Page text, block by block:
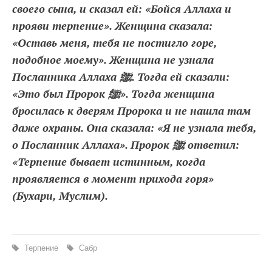
своего сына, и сказал ей: «Бойся Аллаха и
прояви терпение». Женщина сказала:
«Оставь меня, тебя не постигло горе,
подобное моему». Женщина не узнала
Посланника Аллаха ﷺ. Тогда ей сказали:
«Это был Пророк ﷺ». Тогда женщина
бросилась к дверям Пророка и не нашла там
даже охраны. Она сказала: «Я не узнала тебя,
о Посланник Аллаха». Пророк ﷺ ответил:
«Терпение бывает истинным, когда
проявляется в момент прихода горя»
(Бухари, Муслим).
Терпение Сабр